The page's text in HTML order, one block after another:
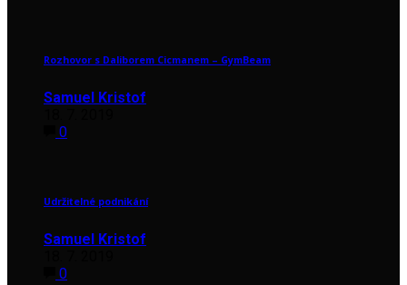
Rozhovor s Daliborem Cicmanem – GymBeam
Samuel Kristof
0
Udržitelné podnikání
Samuel Kristof
0